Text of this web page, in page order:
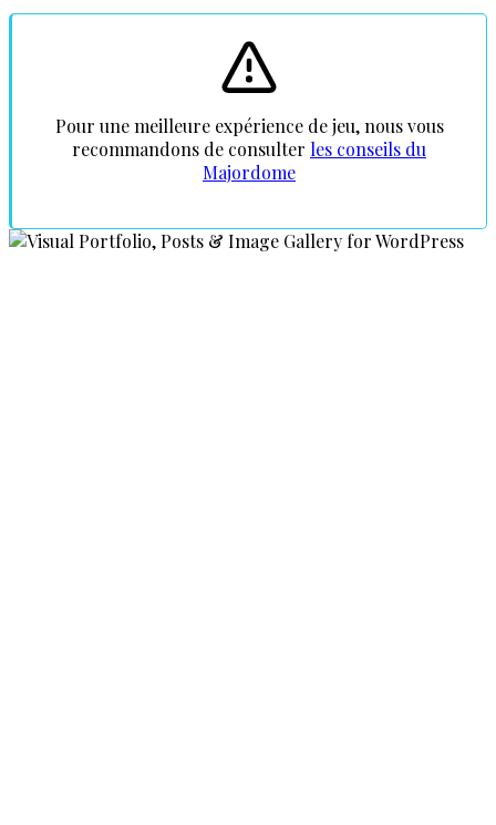
Pour une meilleure expérience de jeu, nous vous
recommandons de consulter les conseils du
Majordome